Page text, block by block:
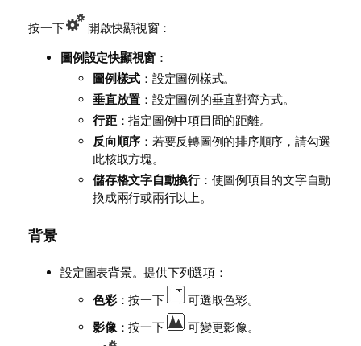
按一下
開啟快顯視窗：
圖例設定快顯視窗 ：
圖例樣式 ：設定圖例樣式。
垂直放置 ：設定圖例的垂直對齊方式。
行距：指定圖例中項目間的距離。
反向順序 ：若要反轉圖例的排序順序，請勾選
此核取方塊。
儲存格文字自動換行：使圖例項目的文字自動
換成兩行或兩行以上。
背景
設定圖表背景。提供下列選項：
色彩：按一下
可選取色彩。
影像：按一下
可變更影像。